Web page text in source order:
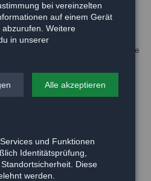
der aus Eldingen stammt. Seine
einem Umzug
beim Nachbarn gesucht. Hier
Byron ist einfach nur ein toller
ein ganz ruhiger Geselle. Der
ihm nicht so ganz. Er zieht sich in
Fotografieren mag er nicht.
Wir sind uns
ganz schnell zum
nach einer kurzen
genießen.
bei vereinzelten
auf einem Gerät
Weitere
in unserer
Alle akzeptieren
und Funktionen
Identitätsprüfung,
Diese
werden.